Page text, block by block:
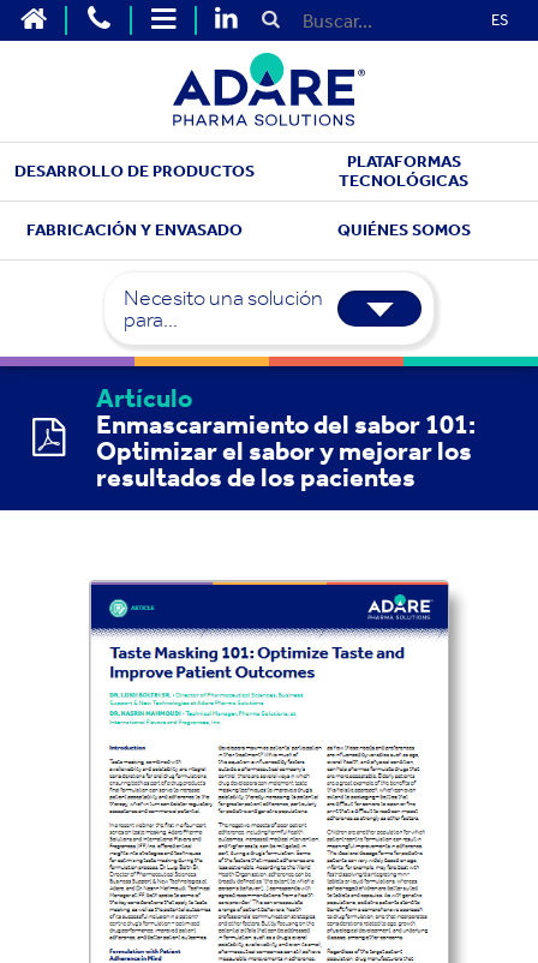
ES
DESARROLLO DE PRODUCTOS
PLATAFORMAS
TECNOLÓGICAS
FABRICACIÓN Y ENVASADO QUIÉNES SOMOS
Necesito una solución
para...
Artículo
Enmascaramiento del sabor 101:
Optimizar el sabor y mejorar los
resultados de los pacientes